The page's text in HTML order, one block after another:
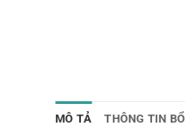
MÔ TẢ THÔNG TIN